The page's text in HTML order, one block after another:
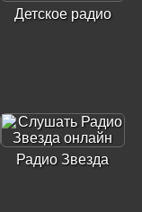
Детское радио
Радио Звезда